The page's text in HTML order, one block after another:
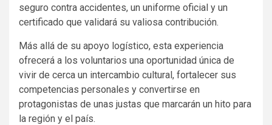
seguro contra accidentes, un uniforme oficial y un
certificado que validará su valiosa contribución.
Más allá de su apoyo logístico, esta experiencia
ofrecerá a los voluntarios una oportunidad única de
vivir de cerca un intercambio cultural, fortalecer sus
competencias personales y convertirse en
protagonistas de unas justas que marcarán un hito para
la región y el país.